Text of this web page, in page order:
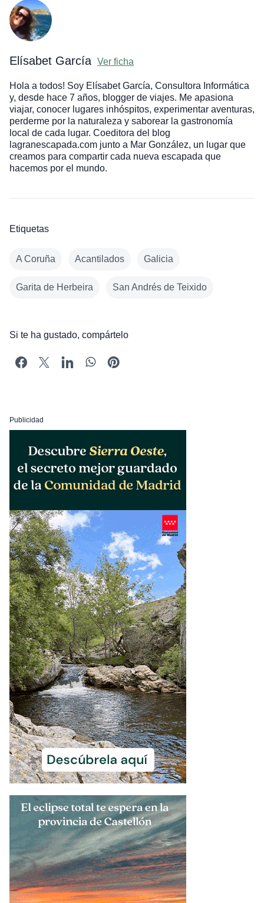
Elísabet García Ver ficha
Hola a todos! Soy Elísabet García, Consultora Informática
y, desde hace 7 años, blogger de viajes. Me apasiona
viajar, conocer lugares inhóspitos, experimentar aventuras,
perderme por la naturaleza y saborear la gastronomía
local de cada lugar. Coeditora del blog
lagranescapada.com junto a Mar González, un lugar que
creamos para compartir cada nueva escapada que
hacemos por el mundo.
Etiquetas
A Coruña Acantilados Galicia
Garita de Herbeira San Andrés de Teixido
Si te ha gustado, compártelo
Publicidad